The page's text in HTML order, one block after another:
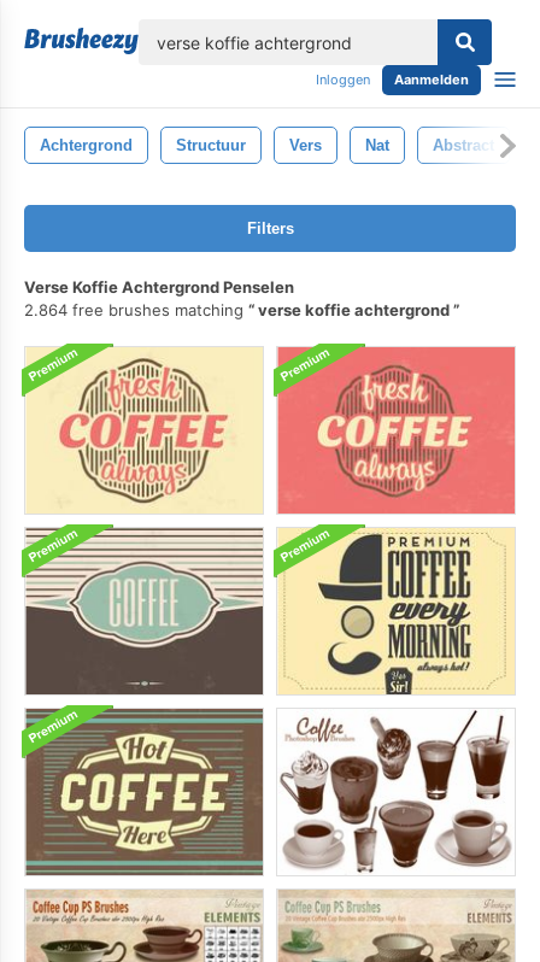
Inloggen Aanmelden
Achtergrond Structuur Vers Nat Abstract
Filters
Verse Koffie Achtergrond Penselen
2.864 free brushes matching
verse koffie achtergrond